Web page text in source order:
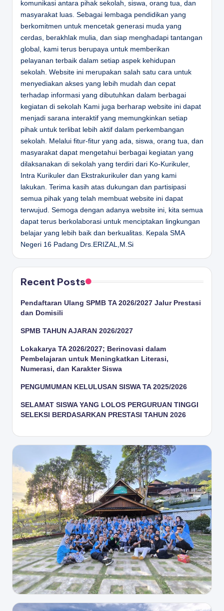
komunikasi antara pihak sekolah, siswa, orang tua, dan
masyarakat luas. Sebagai lembaga pendidikan yang
berkomitmen untuk mencetak generasi muda yang
cerdas, berakhlak mulia, dan siap menghadapi tantangan
global, kami terus berupaya untuk memberikan
pelayanan terbaik dalam setiap aspek kehidupan
sekolah. Website ini merupakan salah satu cara untuk
menyediakan akses yang lebih mudah dan cepat
terhadap informasi yang dibutuhkan dalam berbagai
kegiatan di sekolah Kami juga berharap website ini dapat
menjadi sarana interaktif yang memungkinkan setiap
pihak untuk terlibat lebih aktif dalam perkembangan
sekolah. Melalui fitur-fitur yang ada, siswa, orang tua, dan
masyarakat dapat mengetahui berbagai kegiatan yang
dilaksanakan di sekolah yang terdiri dari Ko-Kurikuler,
Intra Kurikuler dan Ekstrakurikuler dan yang kami
lakukan. Terima kasih atas dukungan dan partisipasi
semua pihak yang telah membuat website ini dapat
terwujud. Semoga dengan adanya website ini, kita semua
dapat terus berkolaborasi untuk menciptakan lingkungan
belajar yang lebih baik dan berkualitas. Kepala SMA
Negeri 16 Padang Drs.ERIZAL,M.Si
Recent Posts
Pendaftaran Ulang SPMB TA 2026/2027 Jalur Prestasi
dan Domisili
SPMB TAHUN AJARAN 2026/2027
Lokakarya TA 2026/2027; Berinovasi dalam
Pembelajaran untuk Meningkatkan Literasi,
Numerasi, dan Karakter Siswa
PENGUMUMAN KELULUSAN SISWA TA 2025/2026
SELAMAT SISWA YANG LOLOS PERGURUAN TINGGI
SELEKSI BERDASARKAN PRESTASI TAHUN 2026